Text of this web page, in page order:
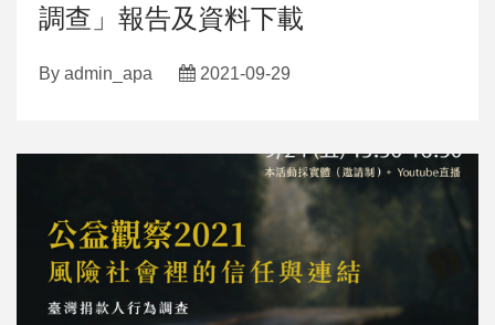
調查」報告及資料下載
By admin_apa 2021-09-29